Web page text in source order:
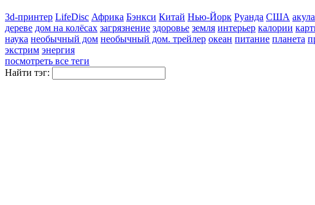
3d-принтер LifeDisc Африка Бэнкси Китай Нью-Йорк Руанда США акула
дереве дом на колёсах загрязнение здоровье земля интерьер калории
наука необычный дом необычный дом. трейлер океан питание планета
экстрим энергия
посмотреть все теги
Найти тэг: